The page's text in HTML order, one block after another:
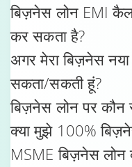
बिज़नेस लोन EMI
कर सकता है?
अगर मेरा बिज़नेस
सकता/सकती हूं?
बिज़नेस लोन पर
क्या मुझे 100%
MSME बिज़नेस लोन